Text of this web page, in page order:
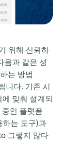
위해 신뢰하
음과 같은 성
는 방법
니다. 기존 시
맞춰 설계되
인 플랫폼
하는 도구)과
그렇지 않다